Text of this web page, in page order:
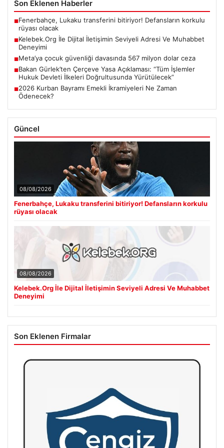
Son Eklenen Haberler
■Fenerbahçe, Lukaku transferini bitiriyor! Defansların korkulu
rüyası olacak
■Kelebek.Org İle Dijital İletişimin Seviyeli Adresi Ve Muhabbet
Deneyimi
■Meta’ya çocuk güvenliği davasında 567 milyon dolar ceza
■Bakan Gürlek’ten Çerçeve Yasa Açıklaması: “Tüm İşlemler
Hukuk Devleti İlkeleri Doğrultusunda Yürütülecek”
■2026 Kurban Bayramı Emekli İkramiyeleri Ne Zaman
Ödenecek?
Güncel
08/08/2026
Fenerbahçe, Lukaku transferini bitiriyor! Defansların korkulu
rüyası olacak
08/08/2026
Kelebek.Org İle Dijital İletişimin Seviyeli Adresi Ve Muhabbet
Deneyimi
Son Eklenen Firmalar